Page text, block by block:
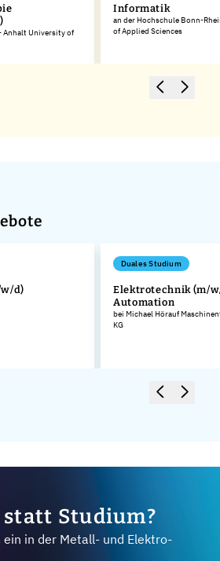
Anhalt University of
Informatik
an der Hochschule Bonn-
of Applied Sciences
d)
Duales Studium
Elektrotechnik (m/
Automation
bei Michael Hörauf
KG
Studium?
in der Metall- und Elektro-